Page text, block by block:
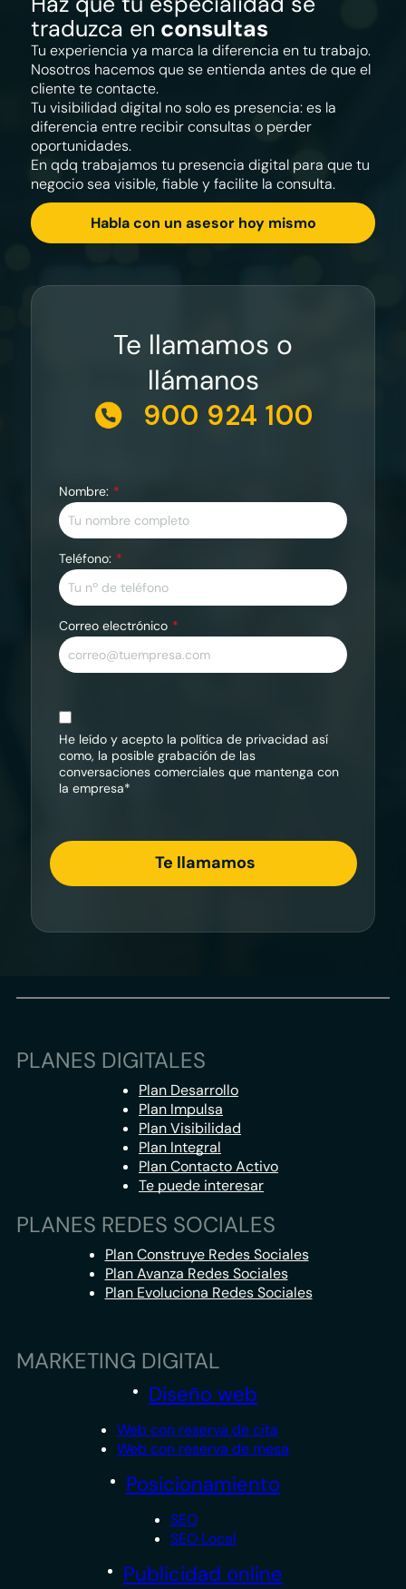
traduzca en consultas
Tu experiencia ya marca la diferencia en tu trabajo.
Nosotros hacemos que se entienda antes de que el
cliente te contacte.
Tu visibilidad digital no solo es presencia: es la
diferencia entre recibir consultas o perder
oportunidades.
En qdq trabajamos tu presencia digital para que tu
negocio sea visible, fiable y facilite la consulta.
Habla con un asesor hoy mismo
Te llamamos o
llámanos
900 924 100
Nombre:
Teléfono:
Correo electrónico
He leído y acepto la política de privacidad así
como, la posible grabación de las
conversaciones comerciales que mantenga con
la empresa*
PLANES DIGITALES
Plan Desarrollo
Plan Impulsa
Plan Visibilidad
Plan Integral
Plan Contacto Activo
Te puede interesar
PLANES REDES SOCIALES
Plan Construye Redes Sociales
Plan Avanza Redes Sociales
Plan Evoluciona Redes Sociales
MARKETING DIGITAL
Diseño web
Web con reserva de cita
Web con reserva de mesa
Posicionamiento
SEO
SEO Local
Publicidad online